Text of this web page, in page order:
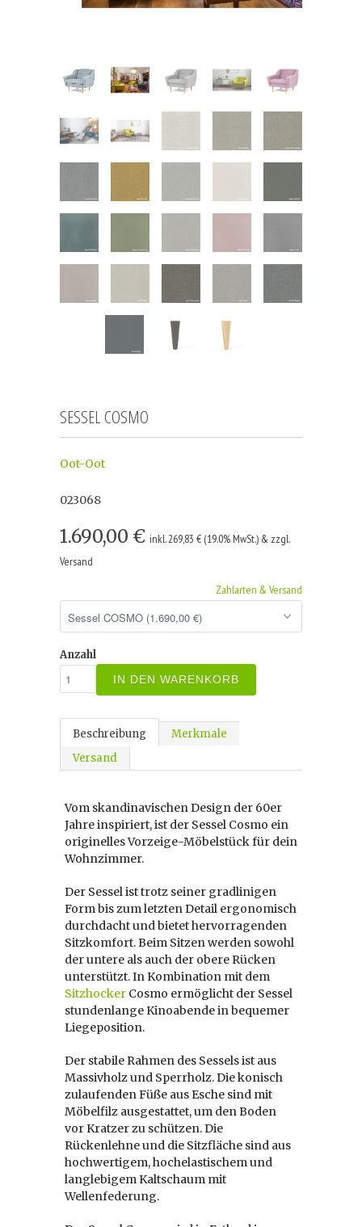
SESSEL COSMO
Oot-Oot
023068
1.690,00 € inkl. 269,83 € (19.0% MwSt.) & zzgl.
Versand
Zahlarten & Versand
Anzahl
IN DEN WARENKORB
Beschreibung
Merkmale
Versand
Vom skandinavischen Design der 60er
Jahre inspiriert, ist der Sessel Cosmo ein
originelles Vorzeige-Möbelstück für dein
Wohnzimmer.
Der Sessel ist trotz seiner gradlinigen
Form bis zum letzten Detail ergonomisch
durchdacht und bietet hervorragenden
Sitzkomfort. Beim Sitzen werden sowohl
der untere als auch der obere Rücken
unterstützt. In Kombination mit dem
Sitzhocker Cosmo ermöglicht der Sessel
stundenlange Kinoabende in bequemer
Liegeposition.
Der stabile Rahmen des Sessels ist aus
Massivholz und Sperrholz. Die konisch
zulaufenden Füße aus Esche sind mit
Möbelfilz ausgestattet, um den Boden
vor Kratzer zu schützen. Die
Rückenlehne und die Sitzfläche sind aus
hochwertigem, hochelastischem und
langlebigem Kaltschaum mit
Wellenfederung.